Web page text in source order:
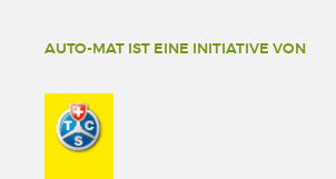
AUTO-MAT IST EINE INITIATIVE VON